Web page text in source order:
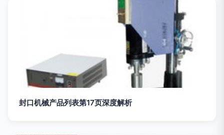
封口机械产品列表第17页深度解析